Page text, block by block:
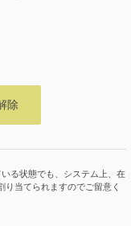
除
る状態でも、システム上、在
当てられますのでご留意く